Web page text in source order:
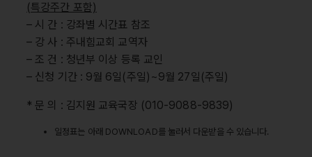
(특강주간 포함)
– 시 간 : 강좌별 시간표 참조
– 강 사 : 주내힘교회 교역자
– 조 건 : 청년부 이상 등록 교인
– 신청 기간 : 9월 6일(주일)~9월 27일(주일)
* 문 의 : 김지원 교육국장 (010-9088-9839)
일정표는 아래 DOWNLOAD를 눌러서 다운받을 수 있습니다.